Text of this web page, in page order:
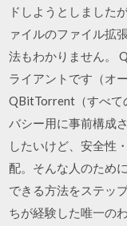
ドしようとしました
ァイルのファイル拡
法もわかりません。
ライアントです（オ
QBitTorrent（すべて
バシー用に事前構成
したいけど、安全性
配。そんな人のため
できる方法をステッ
ちが経験した唯一の